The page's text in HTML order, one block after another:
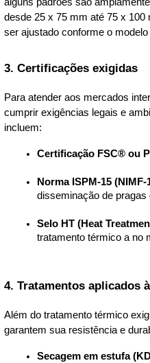
desde 25 x 75 mm até 75 x
ser ajustado conforme o
3. Certificações exigidas
Para atender aos mercados
cumprir exigências legais e
incluem:
Certificação FSC® ou
Norma ISPM-15 (NIMF-
disseminação de pragas
Selo HT (Heat
tratamento térmico a no
4. Tratamentos aplicados
Além do tratamento térmico
garantem sua resistência e
Secagem em estufa